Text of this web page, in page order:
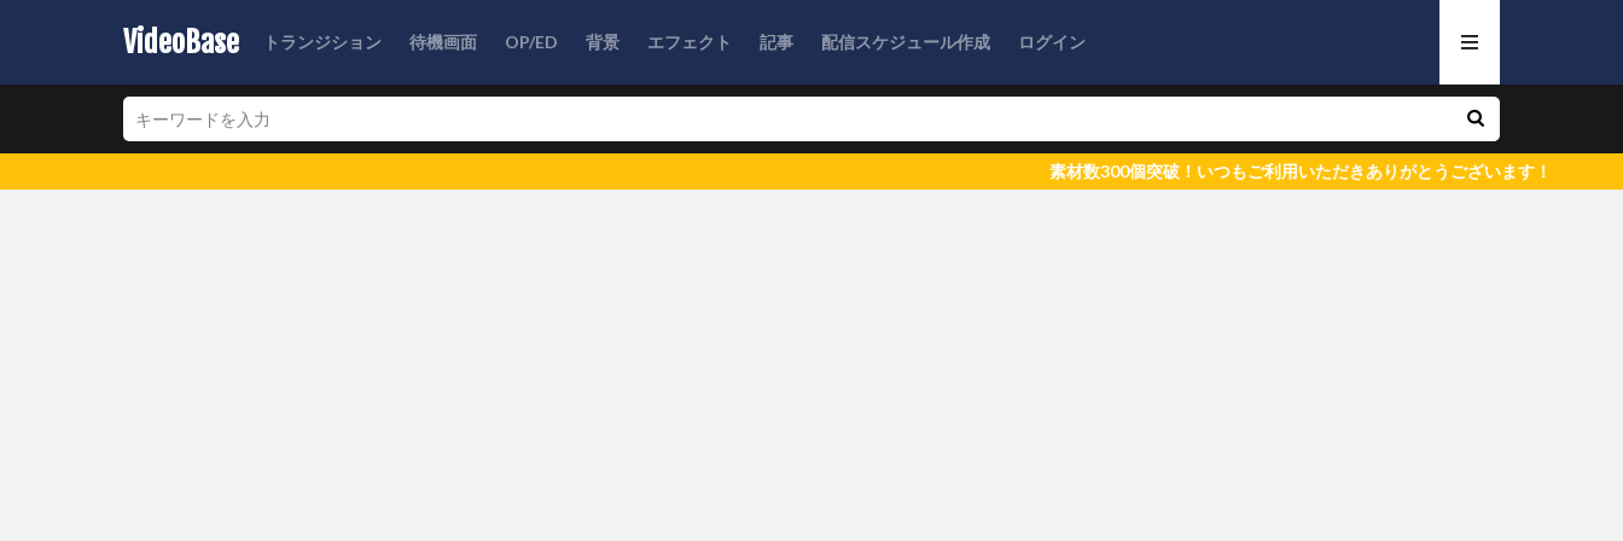
VideoBase トランジション 待機画面 OP/ED 背景 エフェクト 記事 配信スケジュール作成 ログイン
素材数300個突破！いつもご利用いただきありがとうございます！